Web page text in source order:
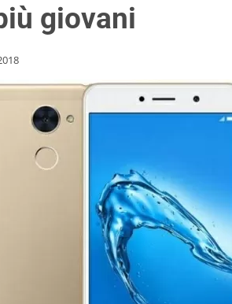
giovani